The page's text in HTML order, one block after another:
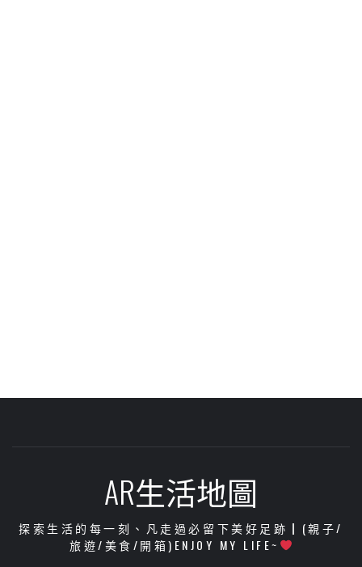
AR生活地圖
探索生活的每一刻、凡走過必留下美好足跡┃(親子/
旅遊/美食/開箱)ENJOY MY LIFE~